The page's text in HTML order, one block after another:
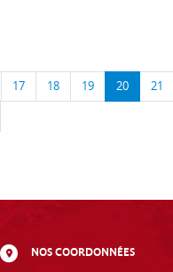
17 18 19 20 21
NOS COORDONNÉES